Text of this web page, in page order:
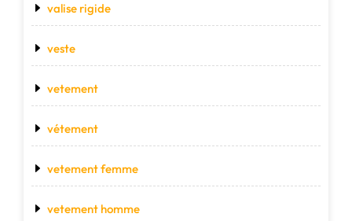
valise rigide
veste
vetement
vétement
vetement femme
vetement homme